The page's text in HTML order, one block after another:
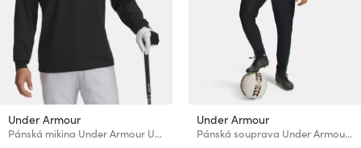
Under Armour
Pánská mikina Under Armour UA MatchPlay 1/4 Zip
Under Armour
Pánská souprava Under Armour UA M Challenger Tracksuit